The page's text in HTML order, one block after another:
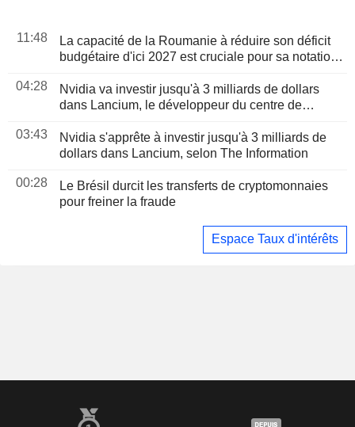
11:48
La capacité de la Roumanie à réduire son déficit
budgétaire d'ici 2027 est cruciale pour sa notation,
04:28
Nvidia va investir jusqu'à 3 milliards de dollars
dans Lancium, le développeur du centre de
03:43
Nvidia s'apprête à investir jusqu'à 3 milliards de
dollars dans Lancium, selon The Information
00:28
Le Brésil durcit les transferts de cryptomonnaies
pour freiner la fraude
Espace Taux d'intérêts